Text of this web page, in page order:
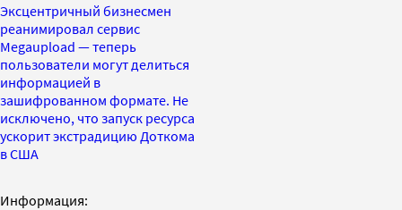
Эксцентричный бизнесмен
реанимировал сервис
Megaupload — теперь
пользователи могут делиться
информацией в
зашифрованном формате. Не
исключено, что запуск ресурса
ускорит экстрадицию Доткома
в США
Информация: